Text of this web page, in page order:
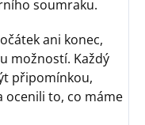
soumraku.
ani konec,
možností. Každý
připomínkou,
ocenili to, co máme